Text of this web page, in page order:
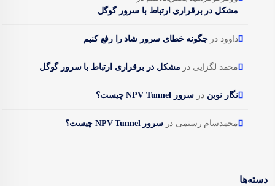
مشکل در برقراری ارتباط با سرور گوگل
داوود درچگونه خطای سرور شاد را رفع کنیم
محمد لگزایی در مشکل در برقراری ارتباط با سرور گوگل
نگار نوین در سرور NPV Tunnel چیست؟
محمدسام رستمی درسرور NPV Tunnel چیست؟
دسته‌ها